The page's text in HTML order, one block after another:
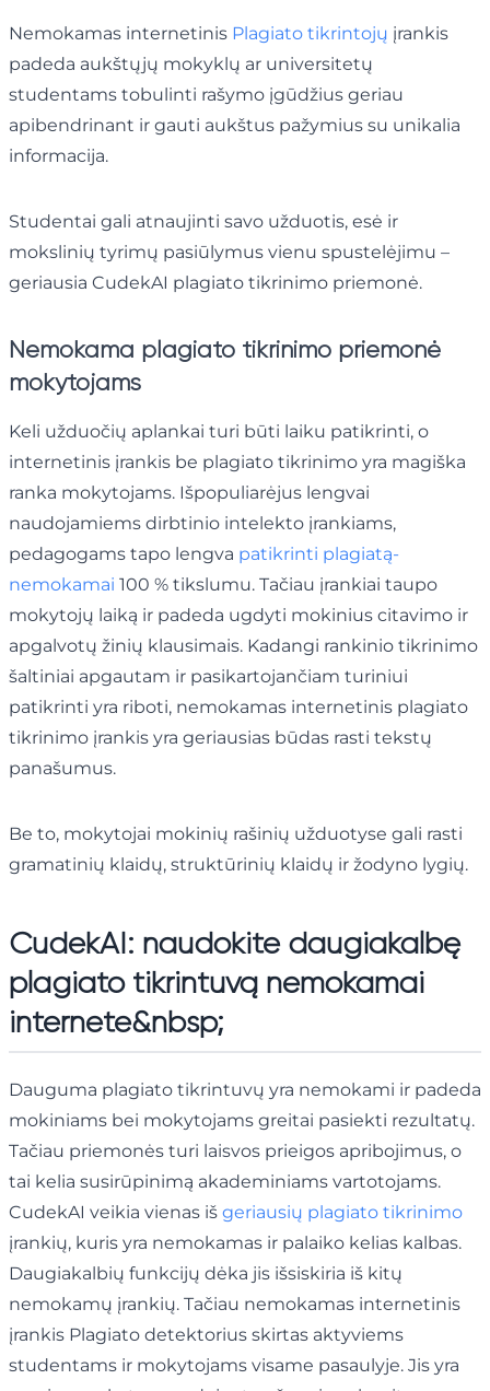
Nemokamas internetinis Plagiato tikrintojų įrankis
padeda aukštųjų mokyklų ar universitetų
studentams tobulinti rašymo įgūdžius geriau
apibendrinant ir gauti aukštus pažymius su unikalia
informacija.
Studentai gali atnaujinti savo užduotis, esė ir
mokslinių tyrimų pasiūlymus vienu spustelėjimu –
geriausia CudekAI plagiato tikrinimo priemonė.
Nemokama plagiato tikrinimo priemonė
mokytojams
Keli užduočių aplankai turi būti laiku patikrinti, o
internetinis įrankis be plagiato tikrinimo yra magiška
ranka mokytojams. Išpopuliarėjus lengvai
naudojamiems dirbtinio intelekto įrankiams,
pedagogams tapo lengva patikrinti plagiatą-
nemokamai 100 % tikslumu. Tačiau įrankiai taupo
mokytojų laiką ir padeda ugdyti mokinius citavimo ir
apgalvotų žinių klausimais. Kadangi rankinio tikrinimo
šaltiniai apgautam ir pasikartojančiam turiniui
patikrinti yra riboti, nemokamas internetinis plagiato
tikrinimo įrankis yra geriausias būdas rasti tekstų
panašumus.
Be to, mokytojai mokinių rašinių užduotyse gali rasti
gramatinių klaidų, struktūrinių klaidų ir žodyno lygių.
CudekAI: naudokite daugiakalbę
plagiato tikrintuvą nemokamai
internete&nbsp;
Dauguma plagiato tikrintuvų yra nemokami ir padeda
mokiniams bei mokytojams greitai pasiekti rezultatų.
Tačiau priemonės turi laisvos prieigos apribojimus, o
tai kelia susirūpinimą akademiniams vartotojams.
CudekAI veikia vienas iš geriausių plagiato tikrinimo
įrankių, kuris yra nemokamas ir palaiko kelias kalbas.
Daugiakalbių funkcijų dėka jis išsiskiria iš kitų
nemokamų įrankių. Tačiau nemokamas internetinis
įrankis Plagiato detektorius skirtas aktyviems
studentams ir mokytojams visame pasaulyje. Jis yra